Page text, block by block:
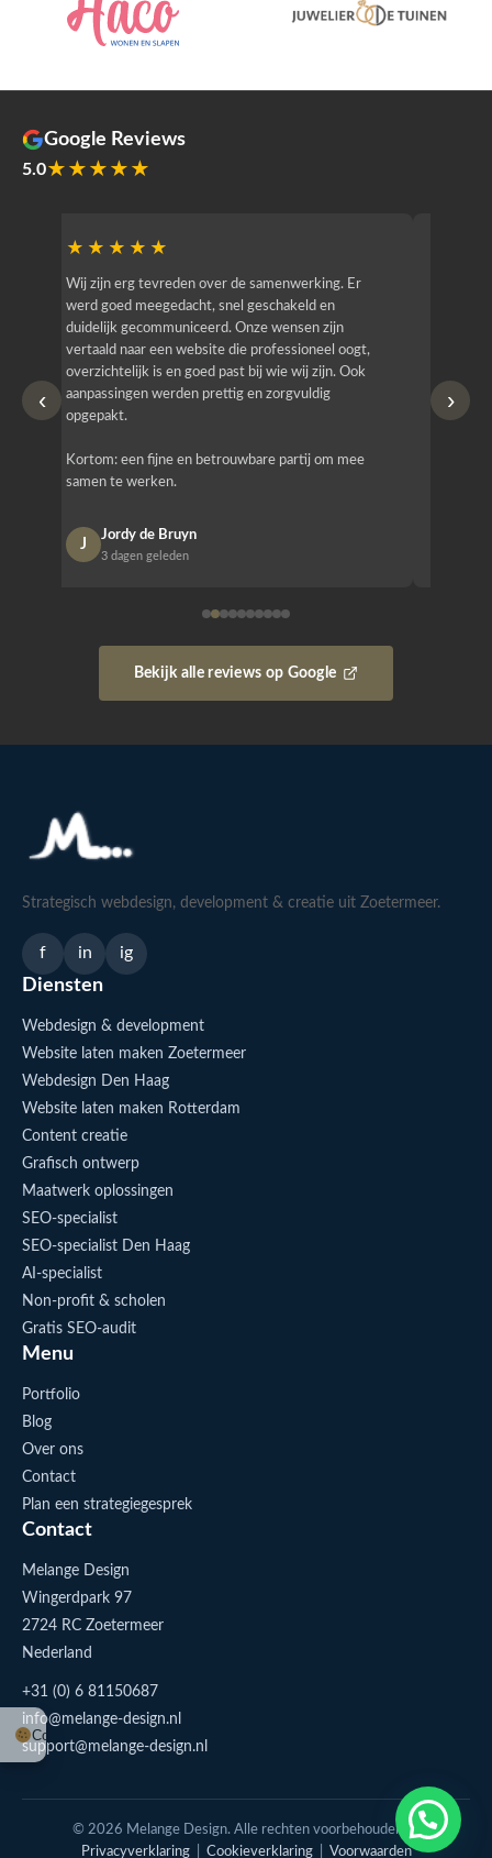
Google Reviews
5.0★★★★★
‹
★★★★★
Wij zijn erg tevreden over de samenwerking. Er
werd goed meegedacht, snel geschakeld en
duidelijk gecommuniceerd. Onze wensen zijn
vertaald naar een website die professioneel oogt,
overzichtelijk is en goed past bij wie wij zijn. Ook
aanpassingen werden prettig en zorgvuldig
opgepakt.
Kortom: een fijne en betrouwbare partij om mee
samen te werken.
J
Jordy de Bruyn
3 dagen geleden
›
Bekijk alle reviews op Google
Cookie-instellingen
Stuur me een appje
Strategisch webdesign, development & creatie uit Zoetermeer.
f in ig
Diensten
Webdesign & development
Website laten maken Zoetermeer
Webdesign Den Haag
Website laten maken Rotterdam
Content creatie
Grafisch ontwerp
Maatwerk oplossingen
SEO-specialist
SEO-specialist Den Haag
AI-specialist
Non-profit & scholen
Gratis SEO-audit
Menu
Portfolio
Blog
Over ons
Contact
Plan een strategiegesprek
Contact
Melange Design
Wingerdpark 97
2724 RC Zoetermeer
Nederland
+31 (0) 6 81150687
info@melange-design.nl
support@melange-design.nl
© 2026 Melange Design. Alle rechten voorbehouden. |
Privacyverklaring| Cookieverklaring| Voorwaarden